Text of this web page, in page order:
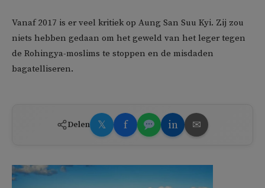
Vanaf 2017 is er veel kritiek op Aung San Suu Kyi. Zij zou
niets hebben gedaan om het geweld van het leger tegen
de Rohingya-moslims te stoppen en de misdaden
bagatelliseren.
Delen 𝕏 f in ✉